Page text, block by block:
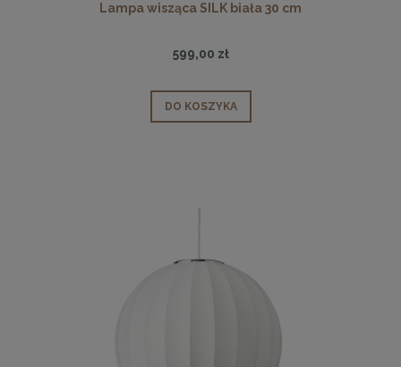
Lampa wisząca SILK biała 30 cm
599,00 zł
DO KOSZYKA